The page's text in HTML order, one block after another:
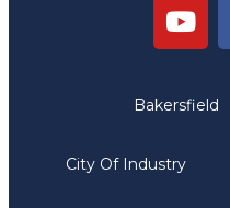
Bakersfield
City Of Industry